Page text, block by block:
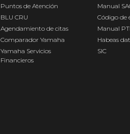
Puntos de Atención
BLU CRU
Agendamiento de citas
Comparador Yamaha
Yamaha Servicios
Financieros
Manual
Código de
Manual
Habeas
SIC